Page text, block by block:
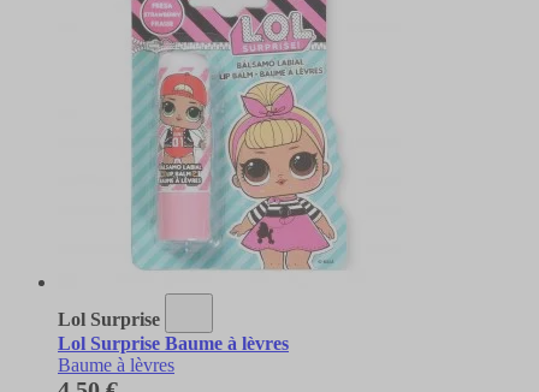
Lol Surprise
Lol Surprise Baume à lèvres
Baume à lèvres